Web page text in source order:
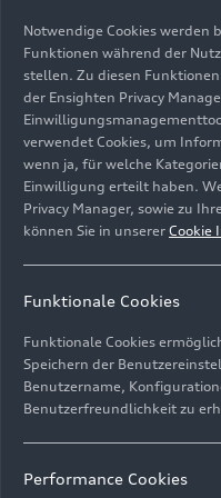
Standaufnahme,
Farbe: Firmamentblau
Bild-Nr: A250402 ·
Rechte: Verwendung für
ImpressumRechtliches
Notwendige Cookies
Funktionen während der
stellen. Zu diesen
der Ensighten Privacy
verwendet Cookies, um
wenn ja, für welche
Einwilligung erteilt haben.
Privacy Manager, sowie zu
können Sie in unserer Cookie
Funktionale Cookies
Funktionale Cookies
Speichern der
Benutzername,
Benutzerfreundlichkeit zu
Performance Cookies